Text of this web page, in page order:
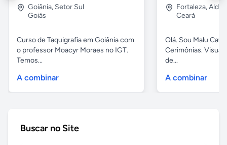
Goiânia, Setor Sul
Goiás
Curso de Taquigrafia em Goiânia com
o professor Moacyr Moraes no IGT.
Temos...
A combinar
Fortaleza,
Ceará
Olá. Sou Malu
Cerimônias.
de...
A combinar
Buscar no Site